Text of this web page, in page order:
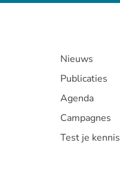
Nieuws
Publicaties
Agenda
Campagnes
Test je kennis